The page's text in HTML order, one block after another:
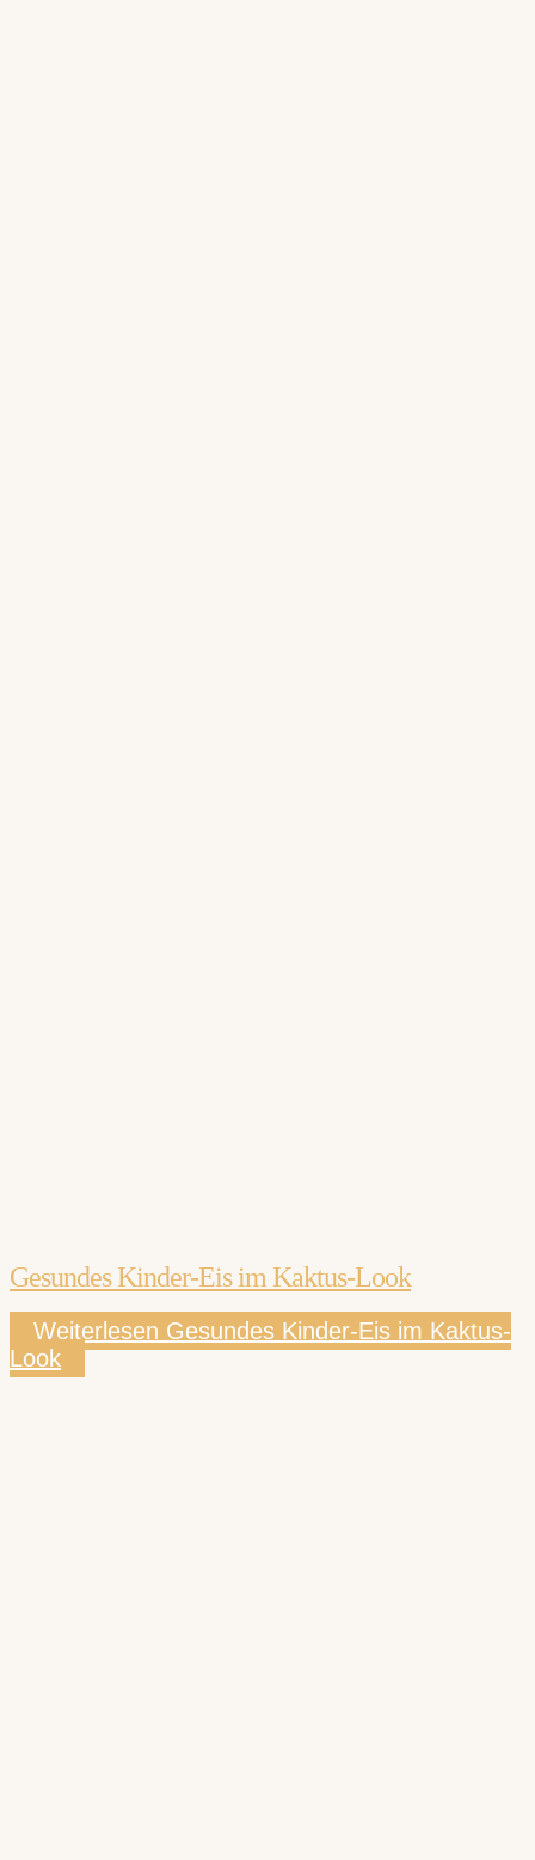
Gesundes Kinder-Eis im Kaktus-Look
Weiterlesen Gesundes Kinder-Eis im Kaktus-
Look